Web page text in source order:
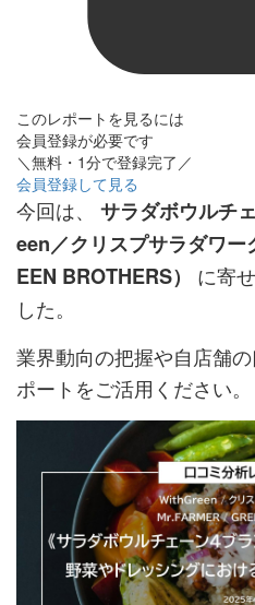
このレポートを見るには
会員登録が必要です
＼無料・1分で登録完了／
会員登録して見る
今回は、 サラダボウルチ
een／クリスプサラダワ
EEN BROTHERS）
に寄
した。
業界動向の把握や自店舗
ポートをご活用ください。